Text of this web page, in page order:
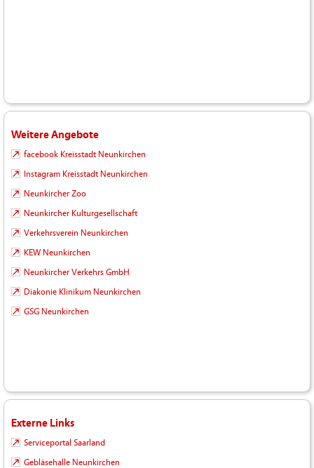
Weitere Angebote
facebook Kreisstadt Neunkirchen
Instagram Kreisstadt Neunkirchen
Neunkircher Zoo
Neunkircher Kulturgesellschaft
Verkehrsverein Neunkirchen
KEW Neunkirchen
Neunkircher Verkehrs GmbH
Diakonie Klinikum Neunkirchen
GSG Neunkirchen
Externe Links
Serviceportal Saarland
Gebläsehalle Neunkirchen